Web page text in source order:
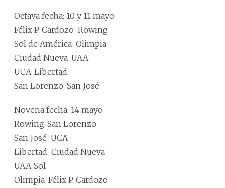
Octava fecha: 10 y 11 mayo
Félix P. Cardozo-Rowing
Sol de América-Olimpia
Ciudad Nueva-UAA
UCA-Libertad
San Lorenzo-San José
Novena fecha: 14 mayo
Rowing-San Lorenzo
San José-UCA
Libertad-Ciudad Nueva
UAA-Sol
Olimpia-Félix P. Cardozo